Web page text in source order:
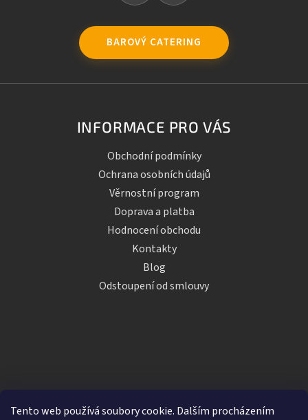
Tento web používá soubory cookie. Dalším procházením
BAROVÝ CATERING
INFORMACE PRO VÁS
Obchodní podmínky
Ochrana osobních údajů
Věrnostní program
Doprava a platba
Hodnocení obchodu
Kontakty
Blog
Odstoupení od smlouvy